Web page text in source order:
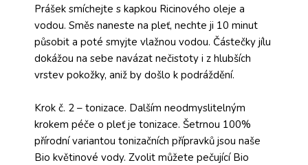
Prášek smíchejte s kapkou Ricinového oleje a
vodou. Směs naneste na pleť, nechte ji 10 minut
působit a poté smyjte vlažnou vodou. Částečky jílu
dokážou na sebe navázat nečistoty i z hlubších
vrstev pokožky, aniž by došlo k podráždění.
Krok č. 2 – tonizace. Dalším neodmyslitelným
krokem péče o pleť je tonizace. Šetrnou 100%
přírodní variantou tonizačních přípravků jsou naše
Bio květinové vody. Zvolit můžete pečující Bio